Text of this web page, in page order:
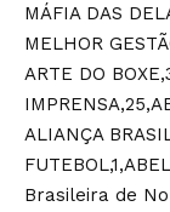
MÁFIA DAS
MELHOR
ARTE DO
ALIANÇA
Brasileira de